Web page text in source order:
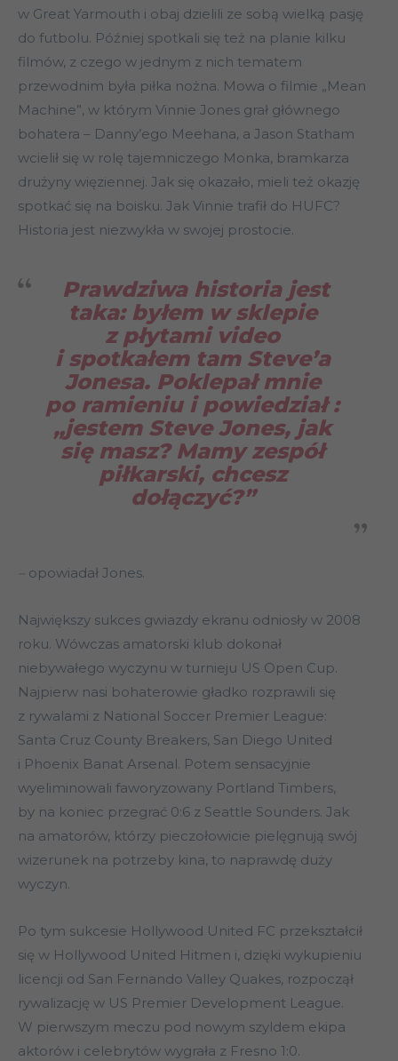
w Great Yarmouth i obaj dzielili ze sobą wielką pasję
do futbolu. Później spotkali się też na planie kilku
filmów, z czego w jednym z nich tematem
przewodnim była piłka nożna. Mowa o filmie „Mean
Machine”, w którym Vinnie Jones grał głównego
bohatera – Danny’ego Meehana, a Jason Statham
wcielił się w rolę tajemniczego Monka, bramkarza
drużyny więziennej. Jak się okazało, mieli też okazję
spotkać się na boisku. Jak Vinnie trafił do HUFC?
Historia jest niezwykła w swojej prostocie.
Prawdziwa historia jest
taka: byłem w sklepie
z płytami video
i spotkałem tam Steve’a
Jonesa. Poklepał mnie
po ramieniu i powiedział :
„jestem Steve Jones, jak
się masz? Mamy zespół
piłkarski, chcesz
dołączyć?”
opowiadał Jones.
Największy sukces gwiazdy ekranu odniosły w 2008
roku. Wówczas amatorski klub dokonał
niebywałego wyczynu w turnieju US Open Cup.
Najpierw nasi bohaterowie gładko rozprawili się
z rywalami z National Soccer Premier League:
Santa Cruz County Breakers, San Diego United
i Phoenix Banat Arsenal. Potem sensacyjnie
wyeliminowali faworyzowany Portland Timbers,
by na koniec przegrać 0:6 z Seattle Sounders. Jak
na amatorów, którzy pieczołowicie pielęgnują swój
wizerunek na potrzeby kina, to naprawdę duży
wyczyn.
Po tym sukcesie Hollywood United FC przekształcił
się w Hollywood United Hitmen i, dzięki wykupieniu
licencji od San Fernando Valley Quakes, rozpoczął
rywalizację w US Premier Development League.
W pierwszym meczu pod nowym szyldem ekipa
aktorów i celebrytów wygrała z Fresno 1:0.